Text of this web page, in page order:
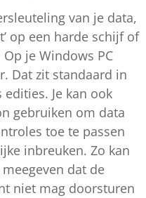
van je data,
op een harde schijf of
je Windows PC
Dat zit standaard in
Je kan ook
gebruiken om data
toe te passen
inbreuken. Zo kan
dat de
niet mag doorsturen